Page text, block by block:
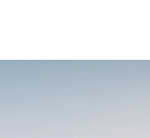
la passione per il